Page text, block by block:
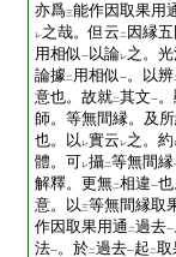
亦爲三能作因取果用
レ之哉。但云 二 因縁
用相似一 以論レ之。
論據二 用相似一。以辨
意也。故就二其文一
師。等無間縁。及
也。以 レ實云 レ之。約
體。可レ攝二等無間縁
解釋。更無二相違一
意。以三等無間縁取
作因取果用通 二過去一
法一。於二過去一起 二取